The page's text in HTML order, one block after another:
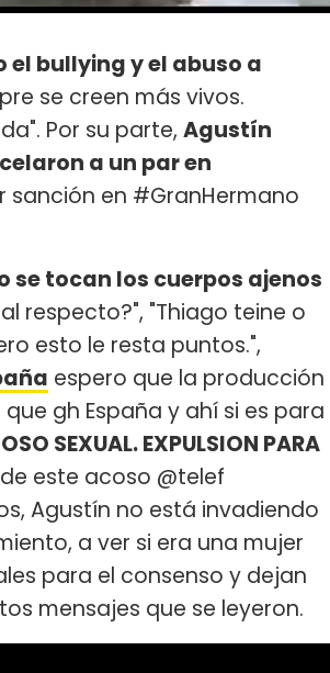
el bullying y el abuso a
se creen más vivos.
Por su parte, Agustín
a un par en
sanción en #GranHermano
se tocan los cuerpos ajenos
respecto?", "Thiago teine o
esto le resta puntos.",
espero que la producción
gh España y ahí si es para
SEXUAL. EXPULSION PARA
este acoso @telef
Agustín no está invadiendo
a ver si era una mujer
para el consenso y dejan
mensajes que se leyeron.